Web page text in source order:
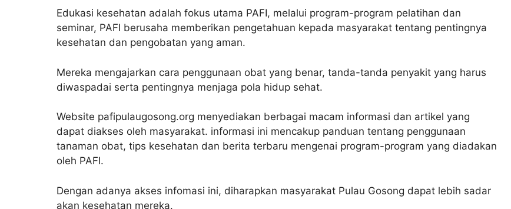
Edukasi kesehatan adalah fokus utama PAFI, melalui program-program pelatihan dan
seminar, PAFI berusaha memberikan pengetahuan kepada masyarakat tentang pentingnya
kesehatan dan pengobatan yang aman.
Mereka mengajarkan cara penggunaan obat yang benar, tanda-tanda penyakit yang harus
diwaspadai serta pentingnya menjaga pola hidup sehat.
Website pafipulaugosong.org menyediakan berbagai macam informasi dan artikel yang
dapat diakses oleh masyarakat. informasi ini mencakup panduan tentang penggunaan
tanaman obat, tips kesehatan dan berita terbaru mengenai program-program yang diadakan
oleh PAFI.
Dengan adanya akses infomasi ini, diharapkan masyarakat Pulau Gosong dapat lebih sadar
akan kesehatan mereka.